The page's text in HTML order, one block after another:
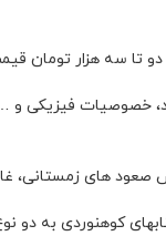
خصوصیات فیزیکی
های زمستانی،
کوهنوردی به